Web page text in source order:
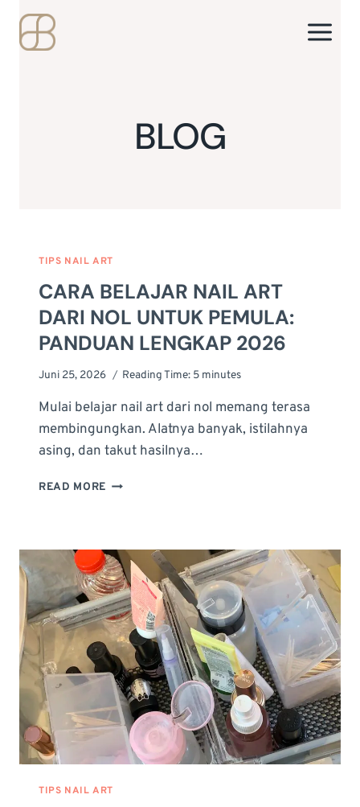
content
BLOG
TIPS NAIL ART
CARA BELAJAR NAIL ART
DARI NOL UNTUK PEMULA:
PANDUAN LENGKAP 2026
Juni 25, 2026 Reading Time: 5 minutes
Mulai belajar nail art dari nol memang terasa
membingungkan. Alatnya banyak, istilahnya
asing, dan takut hasilnya…
READ MORE CARA
DARI
NOL
UNTUK
PEMULA:
PANDUAN
LENGKAP
2026
TIPS NAIL ART